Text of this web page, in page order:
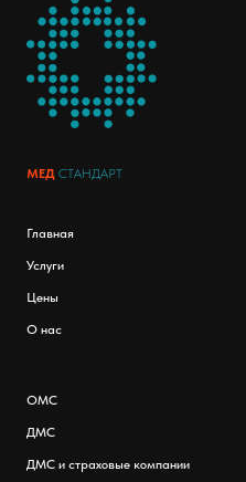
МЕД СТАНДАРТ
Главная
Услуги
Цены
О нас
ОМС
ДМС
ДМС и страховые компании